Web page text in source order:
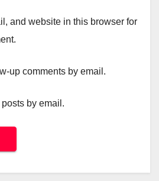
and website in this browser for
up comments by email.
by email.